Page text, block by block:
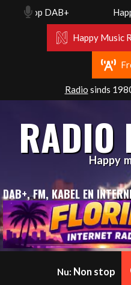
op DAB+ Happy
Happy Music
Radio sinds
RADIO
Happy
DAB+, FM, KABEL EN
Nu: Non stop